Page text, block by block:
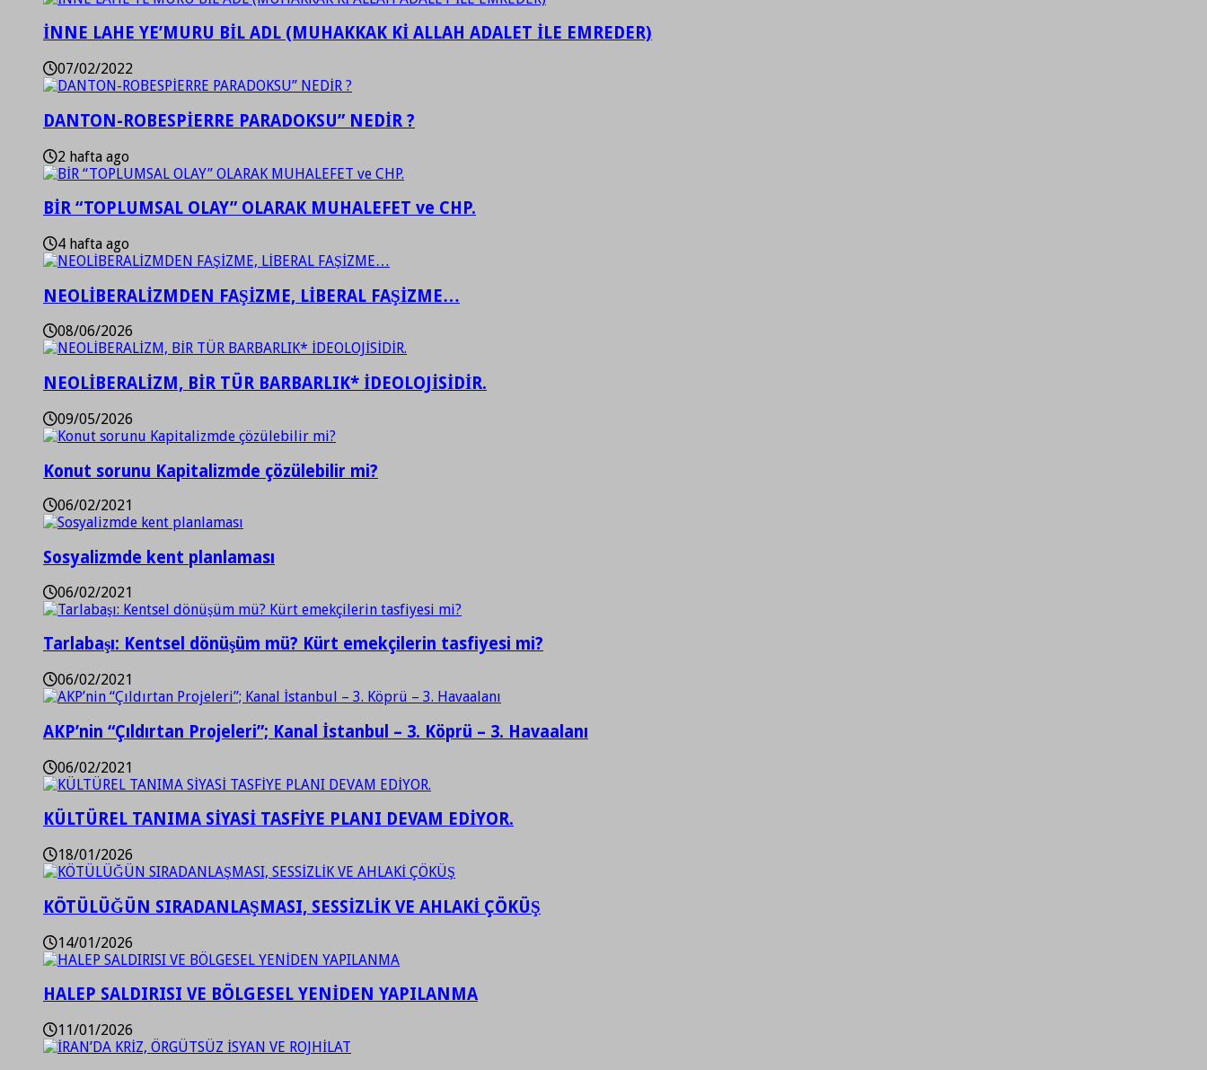
İNNE LAHE YE’MURU BİL ADL (MUHAKKAK Kİ ALLAH ADALET İLE EMREDER)
07/02/2022
DANTON-ROBESPİERRE PARADOKSU” NEDİR ?
2 hafta ago
BİR “TOPLUMSAL OLAY” OLARAK MUHALEFET ve CHP.
4 hafta ago
NEOLİBERALİZMDEN FAŞİZME, LİBERAL FAŞİZME…
08/06/2026
NEOLİBERALİZM, BİR TÜR BARBARLIK* İDEOLOJİSİDİR.
09/05/2026
Konut sorunu Kapitalizmde çözülebilir mi?
06/02/2021
Sosyalizmde kent planlaması
06/02/2021
Tarlabaşı: Kentsel dönüşüm mü? Kürt emekçilerin tasfiyesi mi?
06/02/2021
AKP’nin “Çıldırtan Projeleri”; Kanal İstanbul – 3. Köprü – 3. Havaalanı
06/02/2021
KÜLTÜREL TANIMA SİYASİ TASFİYE PLANI DEVAM EDİYOR.
18/01/2026
KÖTÜLÜĞÜN SIRADANLAŞMASI, SESSİZLİK VE AHLAKİ ÇÖKÜŞ
14/01/2026
HALEP SALDIRISI VE BÖLGESEL YENİDEN YAPILANMA
11/01/2026